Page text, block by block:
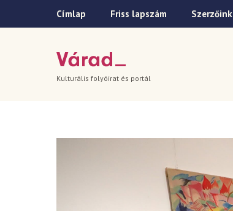
Címlap Friss lapszám Szerzőink
Kulturális folyóirat és portál